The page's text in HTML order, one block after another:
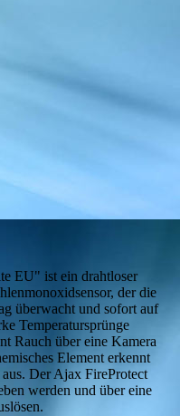
EU" ist ein drahtloser
der die
überwacht und sofort auf
Temperatursprünge
Rauch über eine Kamera
Element erkennt
Der Ajax FireProtect
werden und über eine